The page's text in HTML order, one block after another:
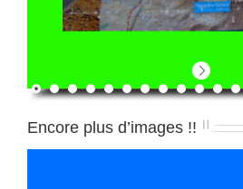
Encore plus d’images !!